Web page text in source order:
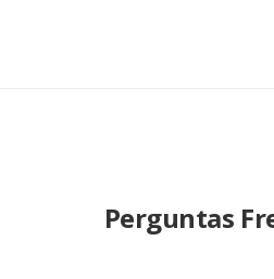
Perguntas